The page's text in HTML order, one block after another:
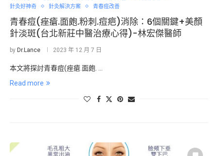
針灸好神奇
針灸解決方案 青春痘改善
青春痘(痤瘡.面皰.粉刺.痘疤)消除：6個關鍵+美顏
針淡斑(台北新莊中醫治療心得)-林宏傑醫師
by Dr.Lance 2023 年 12 月 7 日
本文將探討青春痘(痤瘡.面皰. …
Read more